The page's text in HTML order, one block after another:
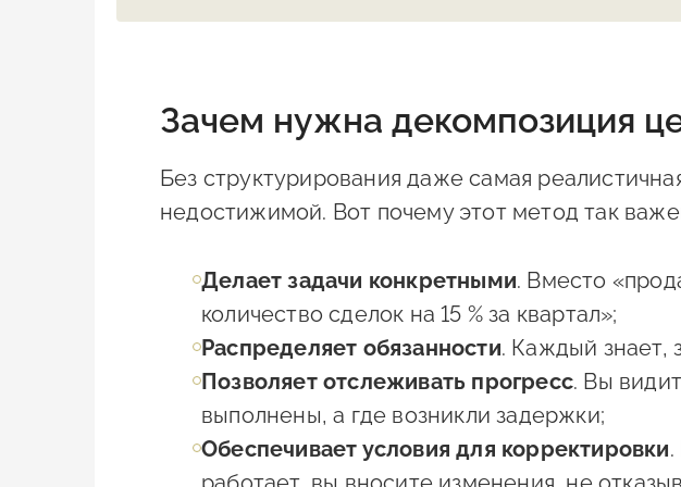
Зачем нужна декомпозиция
Без структурирования даже самая
недостижимой. Вот почему этот метод так
Делает задачи конкретными. Вместо
количество сделок на 15 % за квартал»;
Распределяет обязанности. Каждый знает,
Позволяет отслеживать прогресс. Вы
выполнены, а где возникли задержки;
Обеспечивает условия для корректировки